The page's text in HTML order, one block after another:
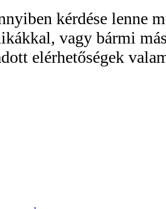
kérdése lenne
vagy bármi
elérhetőségek